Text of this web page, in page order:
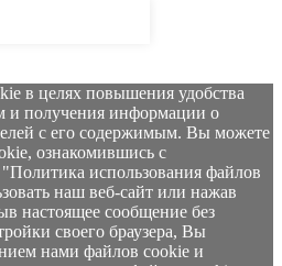
в целях повышения удобства
и получения информации о
с его содержимым. Вы можете
ознакомившись с
использования файлов
наш веб-сайт или нажав
настоящее сообщение без
своего браузера, Вы
нами файлов cookie и